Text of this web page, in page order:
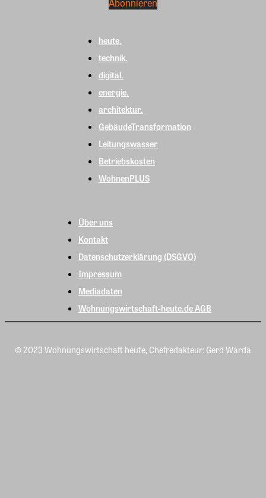
heute.
technik.
digital.
energie.
architektur.
GebäudeTransformation
Leitungswasser
Betriebskosten
WohnenPLUS
Über uns
Kontakt
Datenschutzerklärung (DSGVO)
Impressum
Mediadaten
Wohnungswirtschaft-heute.de AGB
© 2023 Wohnungswirtschaft heute, Chefredakteur: Gerd Warda